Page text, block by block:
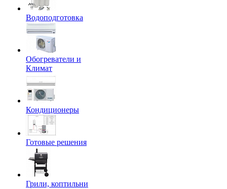
Водоподготовка
Обогреватели и
Климат
Кондиционеры
Готовые решения
Грили, коптильни